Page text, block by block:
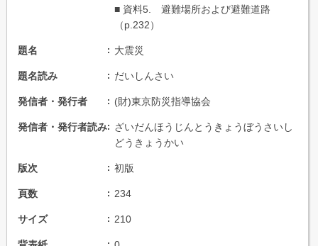
■ 資料5. 避難場所および避難道路
（p.232）
題名 大震災
題名読み だいしんさい
発信者・発行者 (財)東京防災指導協会
発信者・発行者読み
ざいだんほうじんとうきょうぼうさいし
どうきょうかい
版次 初版
頁数 234
サイズ 210